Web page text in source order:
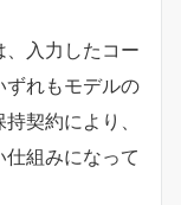
入力したコー
ずれもモデルの
契約により、
組みになって